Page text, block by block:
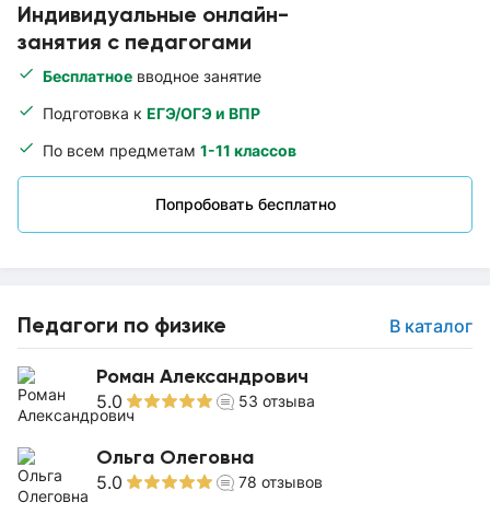
Индивидуальные онлайн-
занятия с педагогами
Бесплатное вводное занятие
Подготовка к ЕГЭ/ОГЭ и ВПР
По всем предметам 1-11 классов
Попробовать бесплатно
Педагоги по физике В каталог
Роман Александрович
5.0 53 отзыва
Ольга Олеговна
5.0 78 отзывов